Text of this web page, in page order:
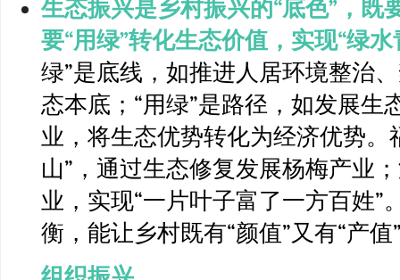
生态振兴是乡村振兴的“底色”，既
要“用绿”转化生态价值，实现“绿
绿”是底线，如推进人居环境整治
态本底；“用绿”是路径，如发展生
业，将生态优势转化为经济优势。
山”，通过生态修复发展杨梅产业
业，实现“一片叶子富了一方百姓”
衡，能让乡村既有“颜值”又有“产值